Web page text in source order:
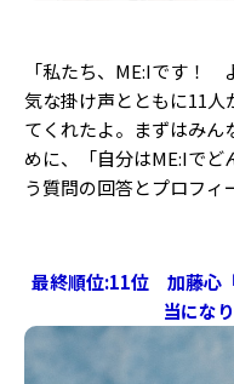
「私たち、ME:Iです！
気な掛け声とともに11
てくれたよ。まずはみん
めに、「自分はME:Iでど
う質問の回答とプロフィ
最終順位:11位 加藤心
当にな